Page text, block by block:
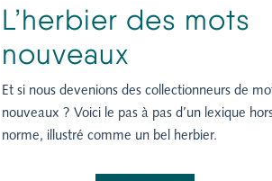
L’herbier des mots
nouveaux
Et si nous devenions des collectionneurs de
nouveaux ? Voici le pas à pas d’un lexique
norme, illustré comme un bel herbier.